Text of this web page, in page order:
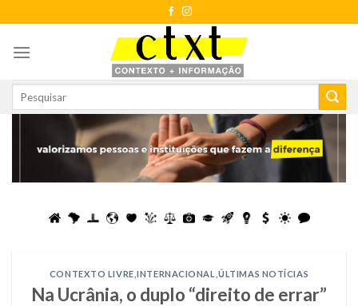
to
content
CONTEXTO LIVRE ,INTERNACIONAL ,ÚLTIMAS NOTÍCIAS
Na Ucrânia, o duplo “direito de errar”